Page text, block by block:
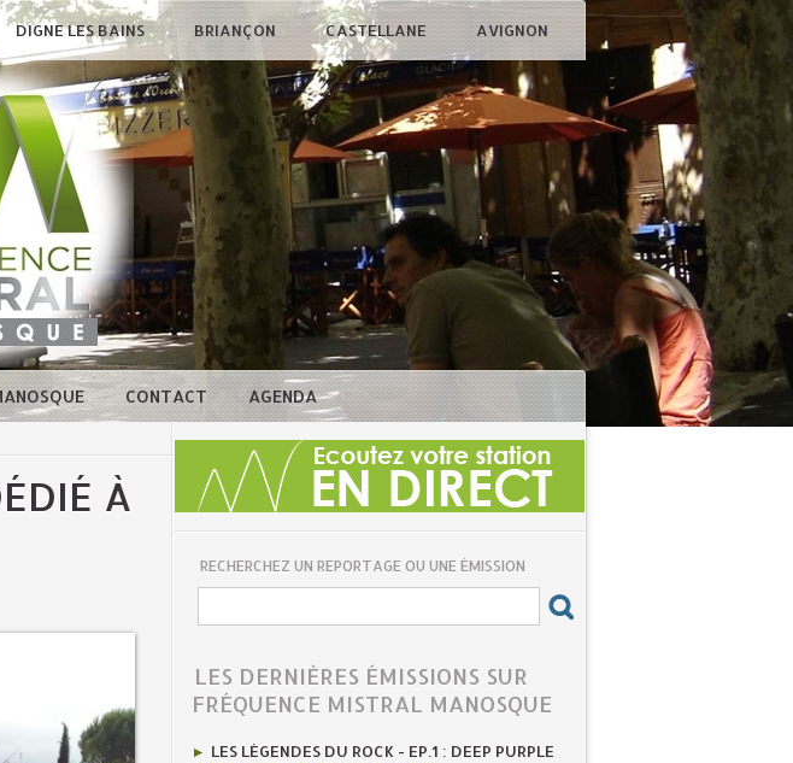
DIGNE LES BAINS BRIANÇON CASTELLANE AVIGNON
CONTACT AGENDA
À
RECHERCHEZ UN REPORTAGE OU UNE ÉMISSION
LES DERNIÈRES ÉMISSIONS SUR
FRÉQUENCE MISTRAL MANOSQUE
LES LÉGENDES DU ROCK - EP.1 : DEEP PURPLE